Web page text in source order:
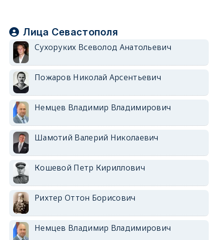
Лица Севастополя
Сухоруких Всеволод Анатольевич
Пожаров Николай Арсентьевич
Немцев Владимир Владимирович
Шамотий Валерий Николаевич
Кошевой Петр Кириллович
Рихтер Оттон Борисович
Немцев Владимир Владимирович